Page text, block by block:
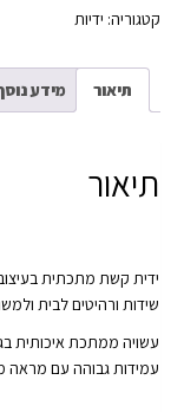
קטגוריה: ידיות
תיאור מידע
תיאור
ידית קשת מתכתית
שידות ורהיטים לבית
עשויה ממתכת איכותית
עמידות גבוהה עם מראה